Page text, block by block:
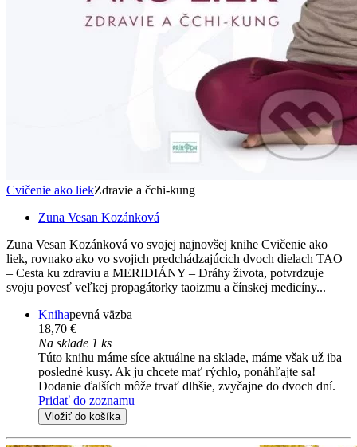
Cvičenie ako liekZdravie a čchi-kung
Zuna Vesan Kozánková
Zuna Vesan Kozánková vo svojej najnovšej knihe Cvičenie ako
liek, rovnako ako vo svojich predchádzajúcich dvoch dielach TAO
– Cesta ku zdraviu a MERIDIÁNY – Dráhy života, potvrdzuje
svoju povesť veľkej propagátorky taoizmu a čínskej medicíny...
Knihapevná väzba
18,70 €
Na sklade 1 ks
Túto knihu máme síce aktuálne na sklade, máme však už iba
posledné kusy. Ak ju chcete mať rýchlo, ponáhľajte sa!
Dodanie ďalších môže trvať dlhšie, zvyčajne do dvoch dní.
Pridať do zoznamu
Vložiť do košíka